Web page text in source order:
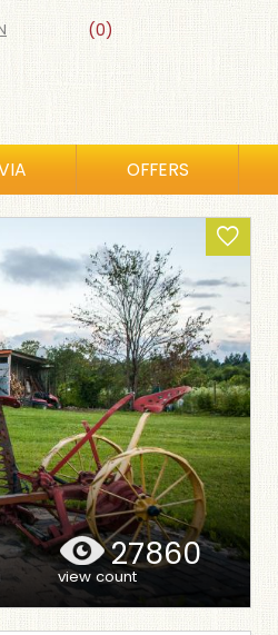
(0)
OFFERS
27860
view count